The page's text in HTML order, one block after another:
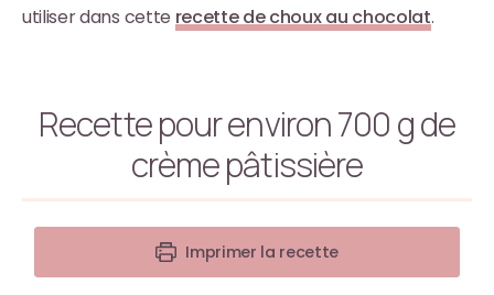
utiliser dans cette recette de choux au chocolat.
Recette pour environ 700 g de
crème pâtissière
Imprimer la recette